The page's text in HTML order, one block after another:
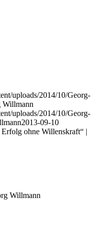
uploads/2014/10/Georg-
Willmann
uploads/2014/10/Georg-
2013-09-10
ohne Willenskraft“ |
Willmann